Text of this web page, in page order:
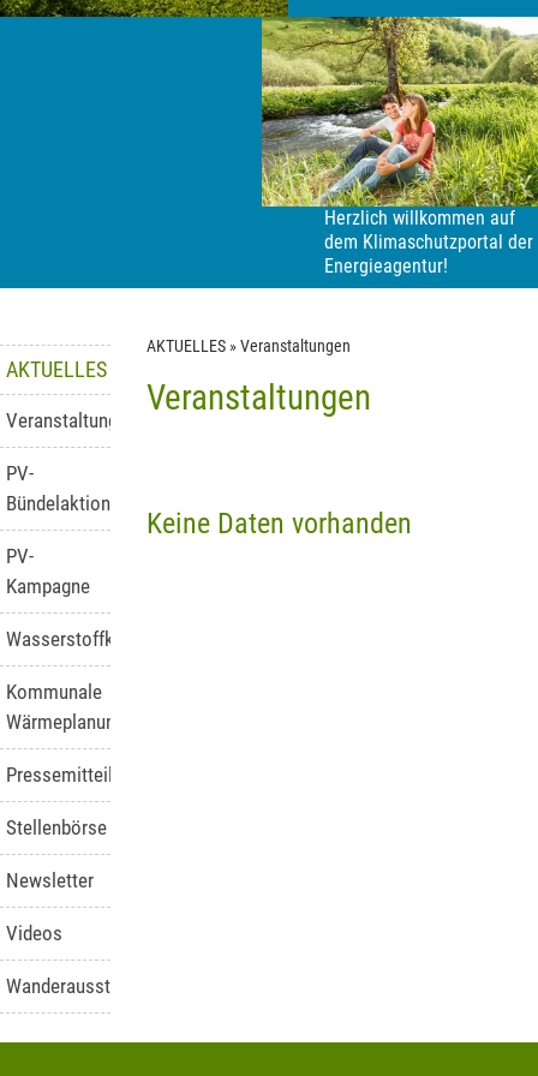
Herzlich willkommen auf
dem Klimaschutzportal der
Energieagentur!
AKTUELLES
Veranstaltungen
PV-
Bündelaktion
PV-
Kampagne
Wasserstoffkompetenzstelle
Kommunale
Wärmeplanung
Pressemitteilungen
Stellenbörse
Newsletter
Videos
Wanderausstellung
AKTUELLES »Veranstaltungen
Veranstaltungen
Keine Daten vorhanden